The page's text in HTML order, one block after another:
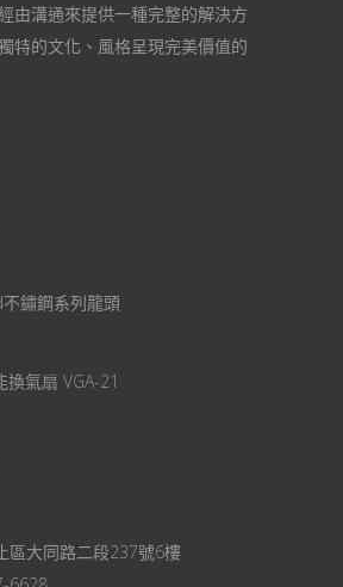
由溝通來提供一種完整的解決方
特的文化、風格呈現完美價值的
鏽鋼系列龍頭
氣扇 VGA-21
區大同路二段237號6樓